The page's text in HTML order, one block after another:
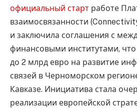
официальный старт работе
взаимосвязанности
и заключила соглашения с
финансовыми институтами,
до 2 млрд евро на развитие
связей в Черноморском
Кавказе. Инициатива стала
реализации европейской